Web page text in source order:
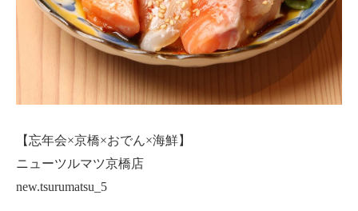
【忘年会×京橋×おでん×海鮮】
ニューツルマツ京橋店
new.tsurumatsu_5